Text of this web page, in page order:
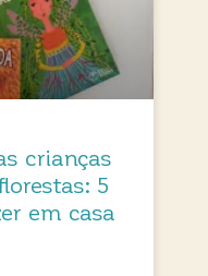
crianças
5
em casa